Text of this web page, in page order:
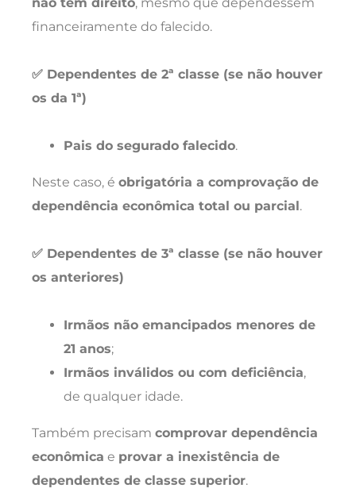
financeiramente do falecido.
✅ Dependentes de 2ª classe (se não houver
os da 1ª)
Pais do segurado falecido.
Neste caso, é obrigatória a comprovação de
dependência econômica total ou parcial.
✅ Dependentes de 3ª classe (se não houver
os anteriores)
Irmãos não emancipados menores de
21 anos;
Irmãos inválidos ou com deficiência,
de qualquer idade.
Também precisam comprovar dependência
econômica e provar a inexistência de
dependentes de classe superior.